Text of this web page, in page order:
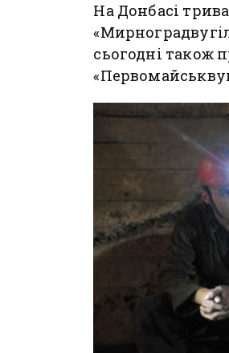
На Донбасі
сьогодні також